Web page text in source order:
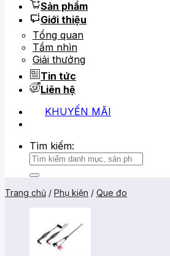
Sản phẩm
Giới thiệu
Tổng quan
Tầm nhìn
Giải thưởng
Tin tức
Liên hệ
KHUYẾN MÃI
Tìm kiếm:
Trang chủ / Phụ kiện / Que đo